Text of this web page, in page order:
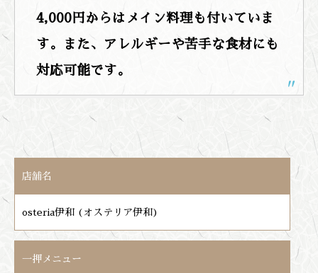
4,000円からはメイン料理も付いていま
す。また、アレルギーや苦手な食材にも
対応可能です。
店舗名
osteria伊和 (オステリア伊和)
一押メニュー